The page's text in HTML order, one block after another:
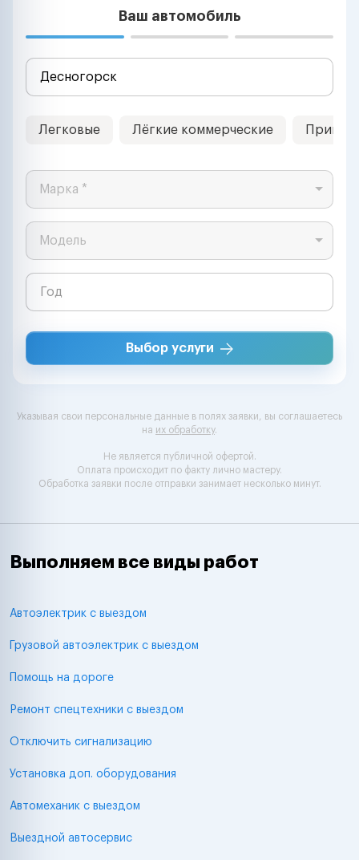
Ваш автомобиль
Легковые Лёгкие коммерческие
Марка *
Модель
Выбор услуги
Указывая свои персональные данные в полях заявки, вы соглашаетесь
на их обработку.
Не является публичной офертой.
Оплата происходит по факту лично мастеру.
Обработка заявки после отправки занимает несколько минут.
Выполняем все виды работ
Автоэлектрик с выездом
Грузовой автоэлектрик с выездом
Помощь на дороге
Ремонт спецтехники с выездом
Отключить сигнализацию
Установка доп. оборудования
Автомеханик с выездом
Выездной автосервис